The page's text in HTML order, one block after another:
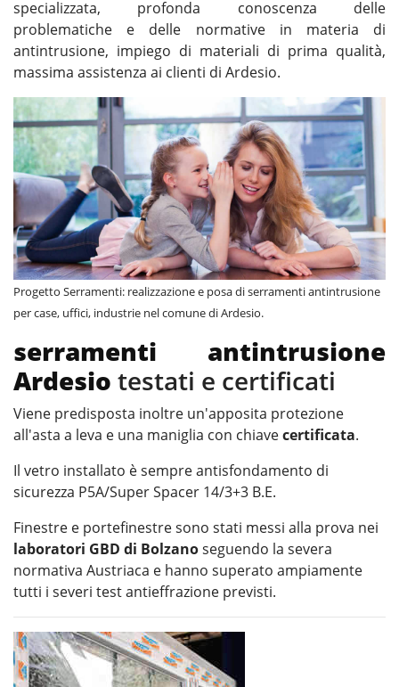
specializzata, profonda conoscenza delle
problematiche e delle normative in materia di
antintrusione, impiego di materiali di prima qualità,
massima assistenza ai clienti di Ardesio.
Progetto Serramenti: realizzazione e posa di serramenti antintrusione
per case, uffici, industrie nel comune di Ardesio.
serramenti antintrusione
Ardesio testati e certificati
Viene predisposta inoltre un'apposita protezione
all'asta a leva e una maniglia con chiavecertificata.
Il vetro installato è sempre antisfondamento di
sicurezza P5A/Super Spacer 14/3+3 B.E.
Finestre e portefinestre sono stati messi alla prova nei
laboratori GBD di Bolzanoseguendo la severa
normativa Austriaca e hanno superato ampiamente
tutti i severi test antieffrazione previsti.